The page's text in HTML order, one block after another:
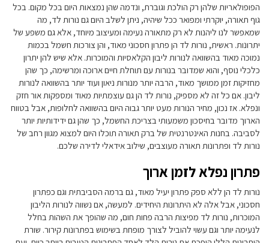
הפופולאריות שלהן רק הולכת וגוברת, ונדמה שהן נמצאות היום בכל מקום. בכל
גוף תאורה, יוקרתי ומפואר ככל שיהיה, ניתן לשלב היום גם נורות לד, מה
שמאפשר לנו ליהנות לא רק מתאורה נעימה ומעיצוב מיוחד, אלא גם משפע של
יתרונות. ראשית, נורות לד הן פתרון חסכוני מאוד, והן צורכות חשמל בכמות
נמוכה מאוד בהשוואה לנורות ליבון הקלאסיות והמוכרות. אלא שיש להן יתרון
כלכלי נוסף, והוא שמדובר בנורות עם תוחלת חיים ארוכה ומרשימה, כך שהן
מחזיקות זמן ממושך מאוד, הרבה יותר מנורות ניאון ועוד יותר בהשוואה לנורות
ליבון. אם כל זה לא מספיק, נורות לד הן גם עוצמתיות מאוד ומספקות אור חזק
ונפלא. אז נכון, מחיר הנורות מעט יותר גבוה היום בהשוואה לחלופות, אבל בטווח
הארוך מדובר בחיסכון משמעותי בצריכת החשמל, כך שהן גם ידידותיות יותר
לסביבה. בחנות האינטרנטית של ברק תאורה תוכלו היום למצוא מגוון רחב של
נורות לד ופתרונות תאורה מעוצבים, שילוב אידאלי לדירה שלכם.
פתרון נפלא לזמן ארוך
נורות לד הן ללא ספק פתרון יעיל מאוד, גם ברמה הסביבתית וגם כפתרון
חסכוני, אבל אלה לא היתרונות היחידים. למעשה, אם נשווה לנורות הליבון
המוכרות, נורות לד מפיצות הרבה פחות חום, מה שהופך את השהות בחלל
לנעימה יותר וגם עשוי להוביל לצורך מופחת בשימוש בפתרונות קירור. שורת